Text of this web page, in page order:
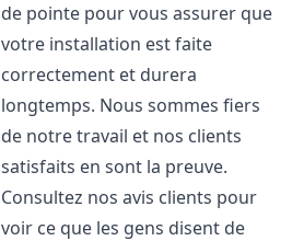
de pointe pour vous assurer que
votre installation est faite
correctement et durera
longtemps. Nous sommes fiers
de notre travail et nos clients
satisfaits en sont la preuve.
Consultez nos avis clients pour
voir ce que les gens disent de